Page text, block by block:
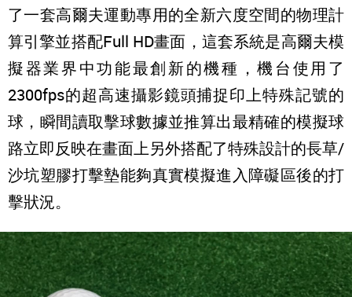
了一套高爾夫運動專用的全新六度空間的物理計
算引擎並搭配Full HD畫面，這套系統是高爾夫模
擬器業界中功能最創新的機種，機台使用了
2300fps的超高速攝影鏡頭捕捉印上特殊記號的
球，瞬間讀取擊球數據並推算出最精確的模擬球
路立即反映在畫面上另外搭配了特殊設計的長草/
沙坑塑膠打擊墊能夠真實模擬進入障礙區後的打
擊狀況。